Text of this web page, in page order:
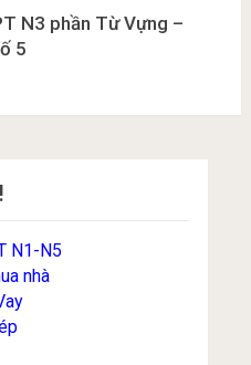
N3 phần Từ Vựng –
5
N1-N5
nhà